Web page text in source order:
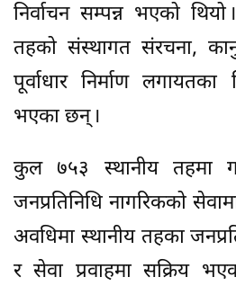
निर्वाचन सम्पन्न भएको थियो
तहको संस्थागत संरचना,
पूर्वाधार निर्माण
भएका छन् ।
कुल ७५३ स्थानीय तहमा
जनप्रतिनिधि नागरिकको
अवधिमा स्थानीय तहका
र सेवा प्रवाहमा सक्रिय